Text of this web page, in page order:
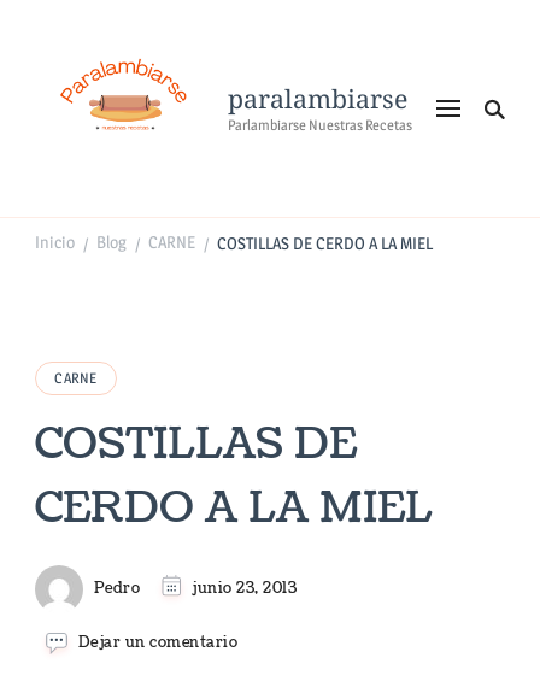
paralambiarse
Parlambiarse Nuestras Recetas
Inicio / Blog / CARNE / COSTILLAS DE CERDO A LA MIEL
CARNE
COSTILLAS DE
CERDO A LA MIEL
Pedro junio 23, 2013
Dejar un comentarioen